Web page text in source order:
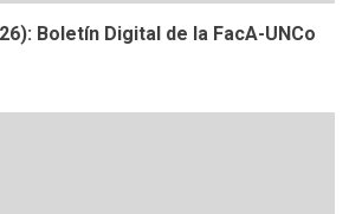
Boletín Digital de la FacA-UNCo